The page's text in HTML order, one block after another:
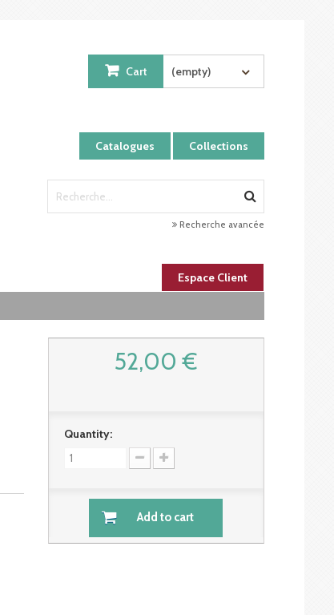
Catalogues Collections
Cart (empty)
Recherche avancée
Espace Client
52,00 €
Quantity:
Add to cart